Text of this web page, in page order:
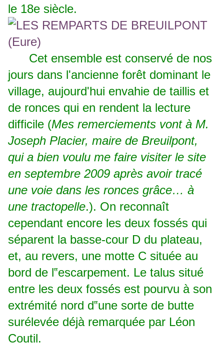
le 18e siècle.
Cet ensemble est conservé de nos
jours dans l'ancienne forêt dominant le
village, aujourd'hui envahie de taillis et
de ronces qui en rendent la lecture
difficile (Mes remerciements vont à M.
Joseph Placier, maire de Breuilpont,
qui a bien voulu me faire visiter le site
en septembre 2009 après avoir tracé
une voie dans les ronces grâce… à
une tractopelle.). On reconnaît
cependant encore les deux fossés qui
séparent la basse-cour D du plateau,
et, au revers, une motte C située au
bord de l‟escarpement. Le talus situé
entre les deux fossés est pourvu à son
extrémité nord d‟une sorte de butte
surélevée déjà remarquée par Léon
Coutil.